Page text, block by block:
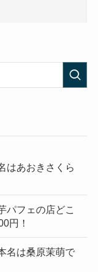
はあおきさくら
パフェの店どこ
円！
名は桑原茉萌で